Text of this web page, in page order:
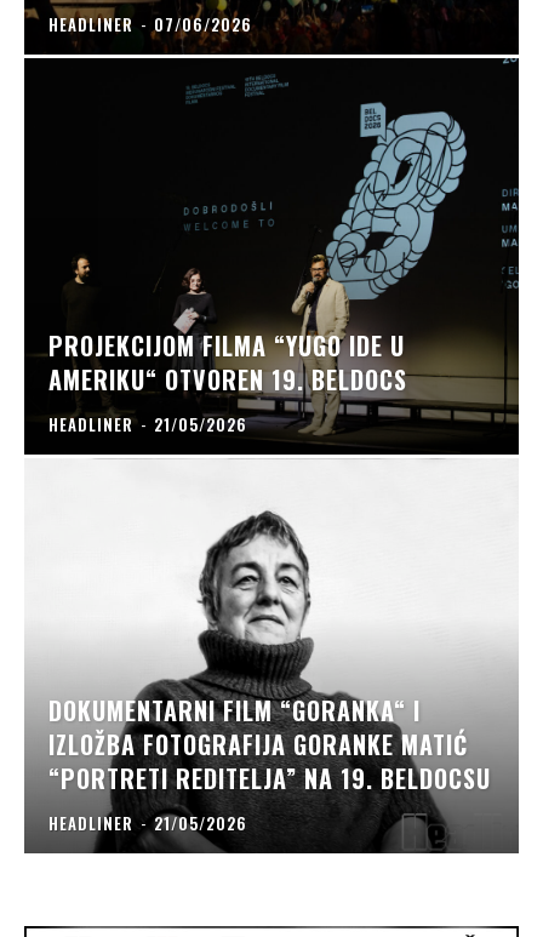
HEADLINER - 07/06/2026
PROJEKCIJOM FILMA “YUGO IDE U
AMERIKU“ OTVOREN 19. BELDOCS
HEADLINER - 21/05/2026
DOKUMENTARNI FILM “GORANKA“ I
IZLOŽBA FOTOGRAFIJA GORANKE MATIĆ
“PORTRETI REDITELJA” NA 19. BELDOCSU
HEADLINER - 21/05/2026